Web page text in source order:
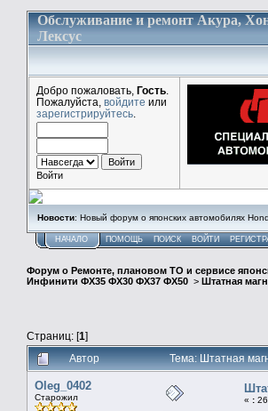
Обслуживание и ремонт Акура,
Лексус
Добро пожаловать, Гость
Пожалуйста, войдите или
зарегистрируйтесь
Войти
Новости: Новый форум о японских автомобилях
НАЧАЛО ПОМОЩЬ ПОИСК ВОЙТИ
Форум о Ремонте, плановом ТО и сервисе
Инфинити ФХ35 ФХ30 ФХ37 ФХ50 > Штатная
Страниц: [1]
Автор Тема: Штатная
Oleg_0402
Старожил « :